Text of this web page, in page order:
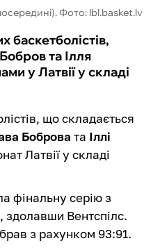
Фото: lbl.basket.lv
баскетболістів,
та Ілля
у Латвії у складі
що складається
Боброва та Іллі
Латвії у складі
фінальну серію з
Вентспілс.
з рахунком 93:91.